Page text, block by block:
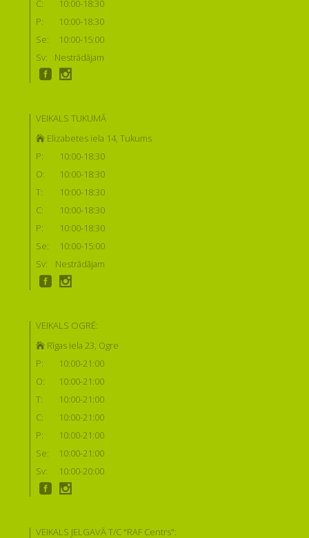
C:
10:00-18:30
P:
10:00-18:30
Se:
10:00-15:00
Sv:
Nestrādājam
VEIKALS TUKUMĀ
Elizabetes iela 14, Tukums
P:
10:00-18:30
O:
10:00-18:30
T:
10:00-18:30
C:
10:00-18:30
P:
10:00-18:30
Se:
10:00-15:00
Sv:
Nestrādājam
VEIKALS OGRĒ:
Rīgas iela 23, Ogre
P:
10:00-21:00
O:
10:00-21:00
T:
10:00-21:00
C:
10:00-21:00
P:
10:00-21:00
Se:
10:00-21:00
Sv:
10:00-20:00
VEIKALS JELGAVĀ T/C "RAF Centrs":